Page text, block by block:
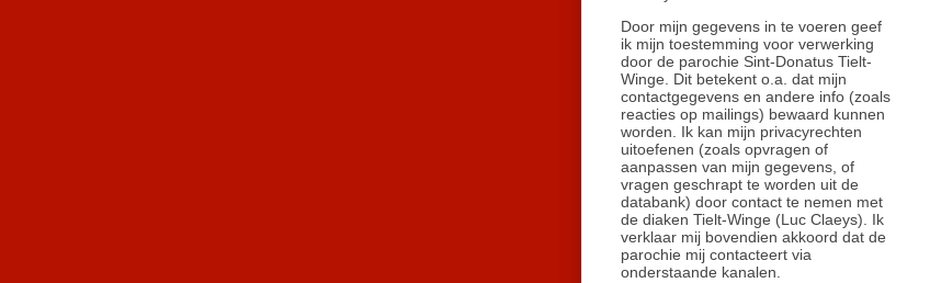
Door mijn gegevens in te voeren geef
ik mijn toestemming voor verwerking
door de parochie Sint-Donatus Tielt-
Winge. Dit betekent o.a. dat mijn
contactgegevens en andere info (zoals
reacties op mailings) bewaard kunnen
worden. Ik kan mijn privacyrechten
uitoefenen (zoals opvragen of
aanpassen van mijn gegevens, of
vragen geschrapt te worden uit de
databank) door contact te nemen met
de diaken Tielt-Winge (Luc Claeys). Ik
verklaar mij bovendien akkoord dat de
parochie mij contacteert via
onderstaande kanalen.